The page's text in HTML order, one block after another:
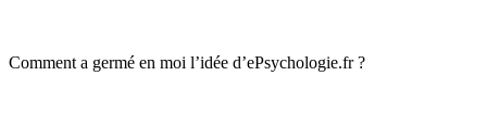
Comment a germé en moi l’idée d’ePsychologie.fr ?